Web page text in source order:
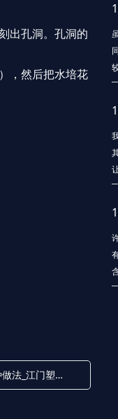
出孔洞。孔洞的
，然后把水培花
下一篇：塑胶瓶还有这种做法_江门塑胶瓶-鹤山市天成塑胶制品有限公司